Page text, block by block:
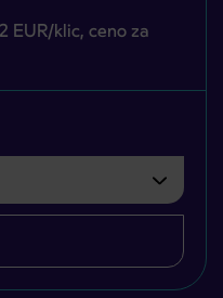
EUR/klic, ceno za